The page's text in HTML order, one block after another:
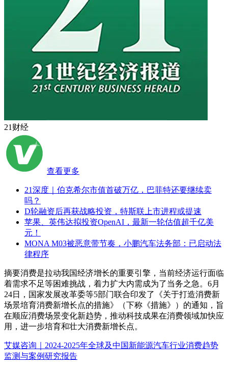
21财经
查看更多
21深度｜伯克希尔市值首破万亿，巴菲特还要继续卖
吗？
D轮融资后再获战略投资，特斯联上市进程或提速
苹果、英伟达拟投资OpenAI，最新一轮估值超千亿美
元！
MONA M03被恶意带节奏，小鹏汽车法务部：已启动法
律程序
摘要消费是拉动我国经济增长的重要引擎，当前经济运行面临
着需求不足等困难挑战，着力扩大内需成为了当务之急。6月
24日，国家发展改革委等5部门联合印发了《关于打造消费新
场景培育消费新增长点的措施》（下称《措施》）的通知，旨
在顺应消费场景变化新趋势，推动科技成果在消费领域加快应
用，进一步培育和壮大消费新增长点。
艾媒咨询｜2024-2025年全球及中国新能源汽车行业消费趋势
监测与案例研究报告